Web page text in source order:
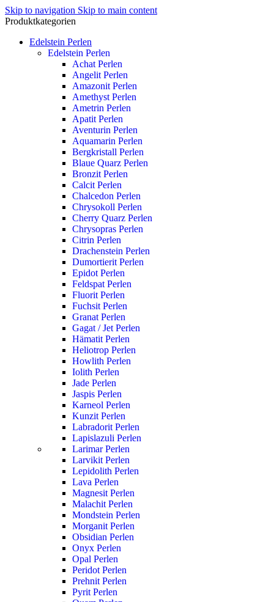
Skip to navigation Skip to main content
Produktkategorien
Edelstein Perlen
Edelstein Perlen
Achat Perlen
Angelit Perlen
Amazonit Perlen
Amethyst Perlen
Ametrin Perlen
Apatit Perlen
Aventurin Perlen
Aquamarin Perlen
Bergkristall Perlen
Blaue Quarz Perlen
Bronzit Perlen
Calcit Perlen
Chalcedon Perlen
Chrysokoll Perlen
Cherry Quarz Perlen
Chrysopras Perlen
Citrin Perlen
Drachenstein Perlen
Dumortierit Perlen
Epidot Perlen
Feldspat Perlen
Fluorit Perlen
Fuchsit Perlen
Granat Perlen
Gagat / Jet Perlen
Hämatit Perlen
Heliotrop Perlen
Howlith Perlen
Iolith Perlen
Jade Perlen
Jaspis Perlen
Karneol Perlen
Kunzit Perlen
Labradorit Perlen
Lapislazuli Perlen
Larimar Perlen
Larvikit Perlen
Lepidolith Perlen
Lava Perlen
Magnesit Perlen
Malachit Perlen
Mondstein Perlen
Morganit Perlen
Obsidian Perlen
Onyx Perlen
Opal Perlen
Peridot Perlen
Prehnit Perlen
Pyrit Perlen